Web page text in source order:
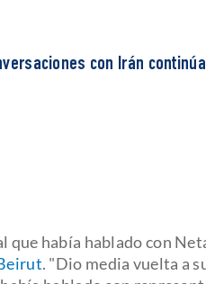
con Irán
había hablado con
. "Dio media vuelta a